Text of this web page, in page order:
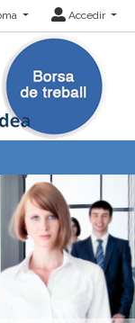
Accedir